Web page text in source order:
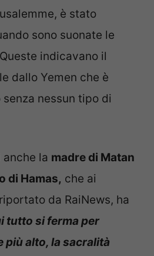
è stato
sono suonate le
indicavano il
dallo Yemen che è
nessun tipo di
la madre di Matan
di Hamas, che ai
da RaiNews, ha
tutto si ferma per
più alto, la sacralità